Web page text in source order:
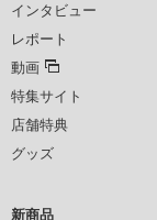
インタビュー
レポート
動画
特集サイト
店舗特典
グッズ
新商品